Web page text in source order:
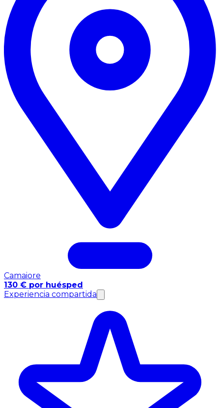
Camaiore
130 € por huésped
Experiencia compartida